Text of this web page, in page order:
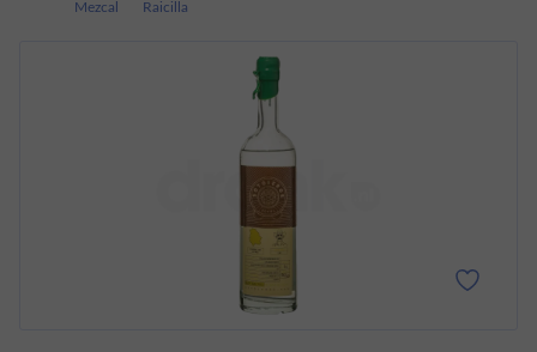
Mezcal
Raicilla